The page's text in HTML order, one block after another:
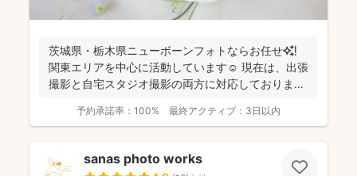
茨城県・栃木県ニューボーンフォトならお任せ✨❗️
関東エリアを中心に活動しています☺️ 現在は、出張
撮影と自宅スタジオ撮影の両方に対応しておりま
予約承諾率： 100% 最終アクティブ： 3日以内
sanas photo works